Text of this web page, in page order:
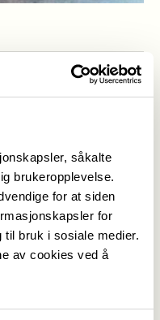
såkalte
brukeropplevelse.
for at siden
for
bruk i sosiale medier.
av cookies ved å
presisere
av flyruter i
Dette
og å ha
Nordland vil
i
av